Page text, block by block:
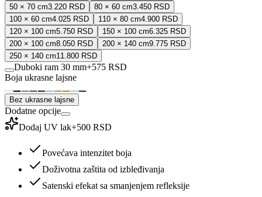
50 × 70 cm3.220 RSD 80 × 60 cm3.450 RSD
100 × 60 cm4.025 RSD 110 × 80 cm4.900 RSD
120 × 100 cm5.750 RSD 150 × 100 cm6.325 RSD
200 × 100 cm8.050 RSD 200 × 140 cm9.775 RSD
250 × 140 cm11.800 RSD
Duboki ram 30 mm+575 RSD
Boja ukrasne lajsne
Bez ukrasne lajsne
Dodatne opcije
Dodaj UV lak+500 RSD
Povećava intenzitet boja
Doživotna zaštita od izbleđivanja
Satenski efekat sa smanjenjem refleksije